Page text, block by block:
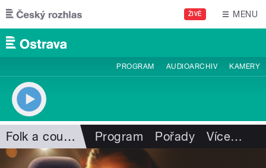
Přejít k hlavnímu obsahu
ŽIVĚ MENU
PROGRAM AUDIOARCHIV KAMERY
Folk a country Program Pořady Více…